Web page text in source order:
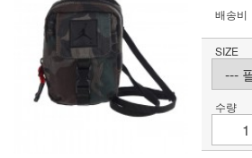
배송비
SIZE
수량